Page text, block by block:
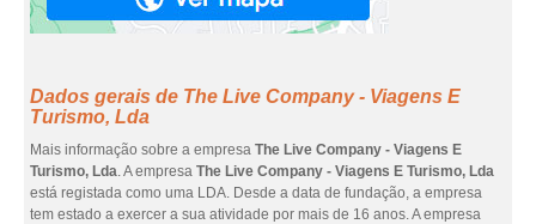
Dados gerais de The Live Company - Viagens E
Turismo, Lda
Mais informação sobre a empresa The Live Company - Viagens E
Turismo, Lda. A empresa The Live Company - Viagens E Turismo, Lda
está registada como uma LDA. Desde a data de fundação, a empresa
tem estado a exercer a sua atividade por mais de 16 anos. A empresa